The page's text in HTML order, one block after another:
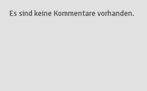
Es sind keine Kommentare vorhanden.